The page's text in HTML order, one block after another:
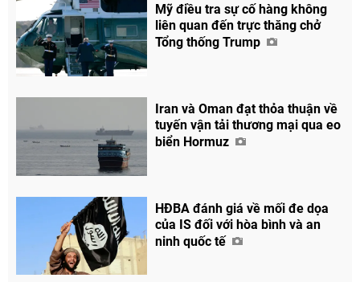
Mỹ điều tra sự cố hàng không
liên quan đến trực thăng chở
Tổng thống Trump
Iran và Oman đạt thỏa thuận về
tuyến vận tải thương mại qua eo
biển Hormuz
HĐBA đánh giá về mối đe dọa
của IS đối với hòa bình và an
ninh quốc tế